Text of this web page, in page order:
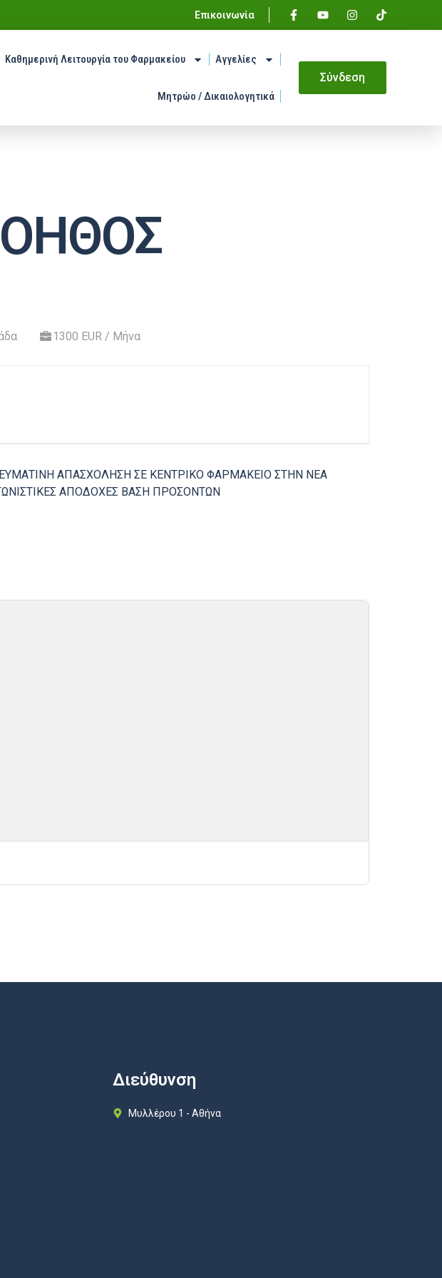
Επικοινωνία
Καθημερινή Λειτουργία του Φαρμακείου Αγγελίες
Μητρώο / Δικαιολογητικά
Σύνδεση
1300 EUR / Μήνα
ΑΠΑΣΧΟΛΗΣΗ ΣΕ ΚΕΝΤΡΙΚΟ ΦΑΡΜΑΚΕΙΟ ΣΤΗΝ ΝΕΑ
ΑΠΟΔΟΧΕΣ ΒΑΣΗ ΠΡΟΣΟΝΤΩΝ
Διεύθυνση
Μυλλέρου 1 - Αθήνα